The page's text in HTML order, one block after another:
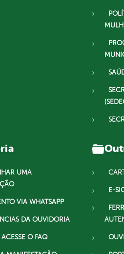
UMA
VIA WHATSAPP
DA OUVIDORIA
O FAQ
E-